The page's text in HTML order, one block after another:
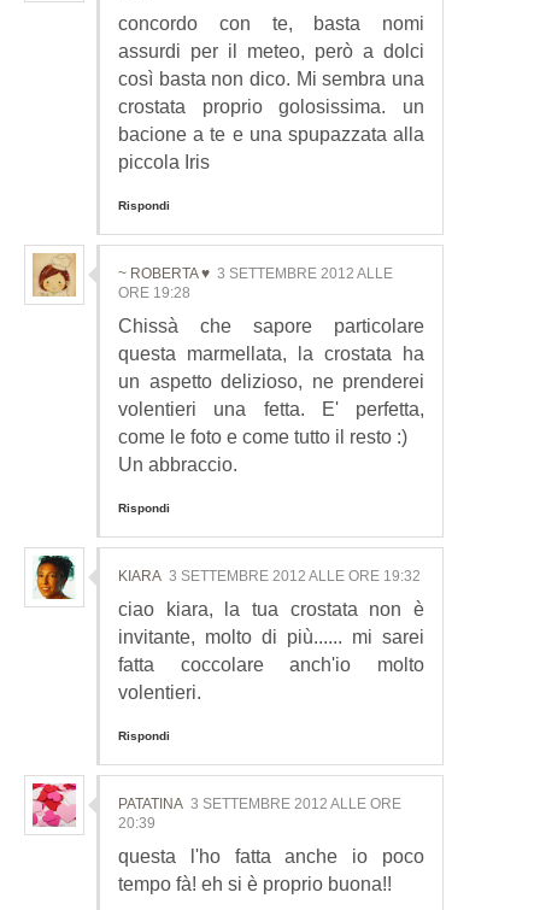
concordo con te, basta nomi
assurdi per il meteo, però a dolci
così basta non dico. Mi sembra una
crostata proprio golosissima. un
bacione a te e una spupazzata alla
piccola Iris
Rispondi
~ ROBERTA ♥ 3 SETTEMBRE 2012 ALLE
ORE 19:28
Chissà che sapore particolare
questa marmellata, la crostata ha
un aspetto delizioso, ne prenderei
volentieri una fetta. E' perfetta,
come le foto e come tutto il resto :)
Un abbraccio.
Rispondi
KIARA 3 SETTEMBRE 2012 ALLE ORE 19:32
ciao kiara, la tua crostata non è
invitante, molto di più...... mi sarei
fatta coccolare anch'io molto
volentieri.
Rispondi
PATATINA 3 SETTEMBRE 2012 ALLE ORE
20:39
questa l'ho fatta anche io poco
tempo fà! eh si è proprio buona!!